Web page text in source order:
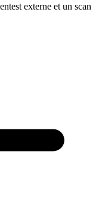
externe et un scan